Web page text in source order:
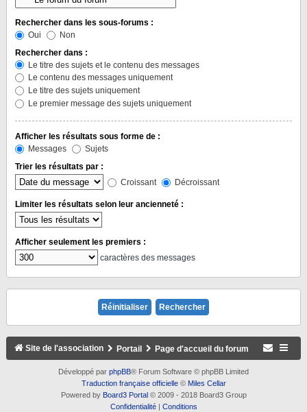
Rechercher dans les sous-forums :
Oui
Non
Rechercher dans :
Le titre des sujets et le contenu des messages
Le contenu des messages uniquement
Le titre des sujets uniquement
Le premier message des sujets uniquement
Afficher les résultats sous forme de :
Messages
Sujets
Trier les résultats par :
Croissant
Décroissant
Limiter les résultats selon leur ancienneté :
Afficher seulement les premiers :
caractères des messages
Site de l'association Portail Page d'accueil du forum
Développé par phpBB® Forum Software © phpBB Limited
Traduction française officielle© Miles Cellar
Powered by Board3 Portal© 2009 - 2018 Board3 Group
Confidentialité| Conditions